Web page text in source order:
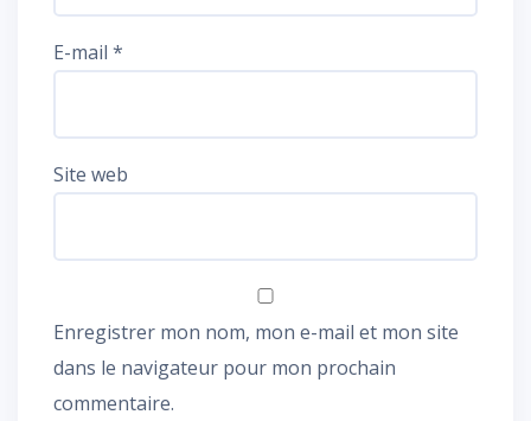
E-mail *
Site web
Enregistrer mon nom, mon e-mail et mon site
dans le navigateur pour mon prochain
commentaire.